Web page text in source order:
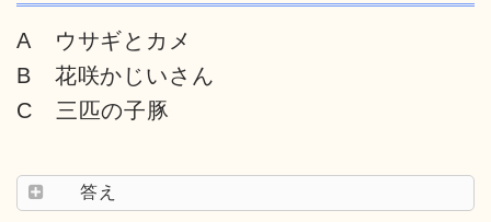
A ウサギとカメ
B 花咲かじいさん
C 三匹の子豚
答え